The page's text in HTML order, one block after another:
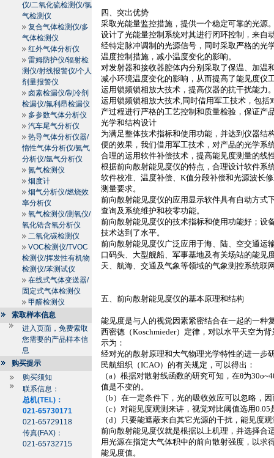
仪/二氧化硫检测仪/氯
气检测仪
复合气体检测仪/多
气体检测仪
红外气体分析仪
雷姆防护仪/辐射检
测仪/射线报警仪/个人
剂量报警仪
卤素检漏仪/制冷剂
检漏仪/氟利昂检漏仪
多参数气体分析仪
汽车尾气分析仪
热导气体分析仪器/
惰性气体分析仪/氦气
分析仪/氩气分析仪
氮气检测仪
烟度计
烟气分析仪/燃烧效
率分析仪
氧气检测仪/测氧仪/
氧化锆含氧分析仪
二氧化碳检测仪
VOC检测仪/TVOC
检测仪/挥发性有机物
检测仪/苯测试仪
在线式气体变送器/
固定式气体检测仪
甲醛检测仪
索取样本信息
进入页面，免费索取
您需要的产品样本信
息
购买提示
购买须知
联系信息：
总机(TEL)：
021-65730171
021-65729118
传真(FAX)：
021-65732715
四、突出优势
采取光能量监控措施，提供一个稳定可靠的光源
设计了光能量控制系统对其进行闭环控制，来自
经特定脉冲调制的光源信号，同时采取严格的光
温度控制措施，减小温度变化的影响。
对发射器和接收器腔体内分别采取了保温、加温
减小环境温度变化的影响，从而提高了能见度仪
运用锁频锁相放大技术，提高仪器的抗干扰能力
运用锁频锁相放大技术,同时借用军工技术，包括
产过程进行严格的工艺控制和质量检验，保证产
光学和结构设计
为满足整体技术指标和使用功能，并达到仪器结
便的效果，我们借用军工技术，对产品的光学系
合理的运用软件补偿技术，提高能见度测量的线
根据前向散射能见度仪的特点，合理设计软件系
软件校准、温度补偿、K值分段补偿和光源波长
测量要求。
前向散射能见度仪的应用显示软件具有自动方式
查询及系统维护和校零功能。
前向散射能见度仪的技术指标和使用功能好；设
技术达到了水平。
前向散射能见度仪广泛应用于海、陆、空交通运
口码头、大型舰船、军事基地及有关场站的能见
天、航海、交通及气象等领域的气象测控系统联
五、前向散射能见度仪的基本原理和结构
能见度是与人的视觉因素紧密结合在一起的一种
西密德（Koschmieder）定律，对以水平天空为
示为：
经对光的散射原理和大气物理光学特性的进一步
民航组织（ICAO）的有关规定，可以得出：
（a）根据对散射线函数的研究可知，在θ为
值是不变的。
（b ）在一定条件下，光的吸收效应可以忽略，
（c）对能见度观测来讲，视觉对比阈值选用0.05
（d）只要能遮蔽来自其它光源的干扰，能见度
前向散射能见度仪就是根据以上机理，并选择合
用光源在指定大气体积中的前向散射强度，以求
能见度值。